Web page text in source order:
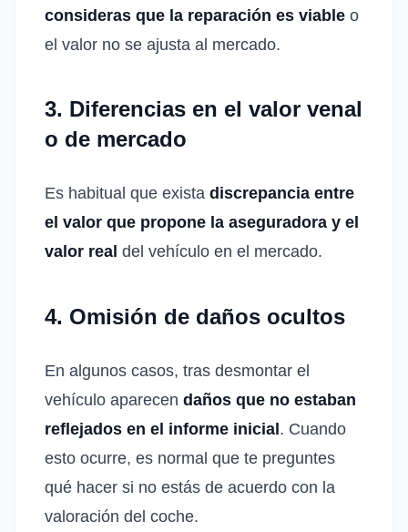
consideras que la reparación es viable o
el valor no se ajusta al mercado.
3. Diferencias en el valor venal
o de mercado
Es habitual que exista discrepancia entre
el valor que propone la aseguradora y el
valor real del vehículo en el mercado.
4. Omisión de daños ocultos
En algunos casos, tras desmontar el
vehículo aparecen daños que no estaban
reflejados en el informe inicial. Cuando
esto ocurre, es normal que te preguntes
qué hacer si no estás de acuerdo con la
valoración del coche.